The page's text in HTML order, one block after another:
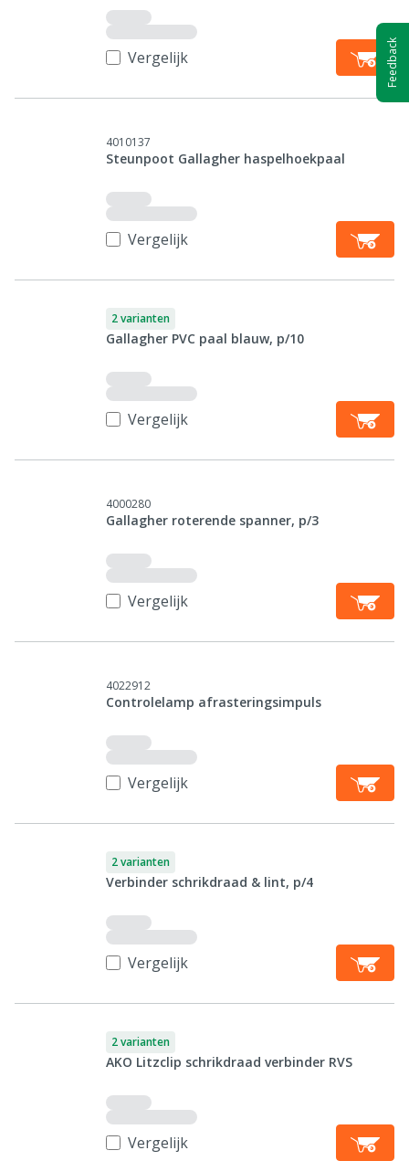
Vergelijk
4010137
Steunpoot Gallagher haspelhoekpaal
Vergelijk
2 varianten
Gallagher PVC paal blauw, p/10
Vergelijk
4000280
Gallagher roterende spanner, p/3
Vergelijk
4022912
Controlelamp afrasteringsimpuls
Vergelijk
2 varianten
Verbinder schrikdraad & lint, p/4
Vergelijk
2 varianten
AKO Litzclip schrikdraad verbinder RVS
Vergelijk
Feedback